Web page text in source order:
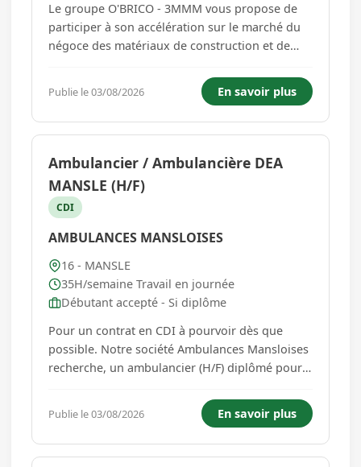
Le groupe O'BRICO - 3MMM vous propose de
participer à son accélération sur le marché du
négoce des matériaux de construction et de
QUOTIDIEN : - Réceptionner les marchandises, -
Accueillir, conseiller et répo...
Publie le 03/08/2026 En savoir plus
Ambulancier / Ambulancière DEA
MANSLE (H/F)
CDI
AMBULANCES MANSLOISES
16 - MANSLE
35H/semaine Travail en journée
Débutant accepté - Si diplôme
Pour un contrat en CDI à pourvoir dès que
possible. Notre société Ambulances Mansloises
recherche, un ambulancier (H/F) diplômé pour
possédez impérativement le Diplôme d'État
d'Ambulancier ou CCA avec ou sans expérience.
Il est nécessaire d'...
Publie le 03/08/2026 En savoir plus